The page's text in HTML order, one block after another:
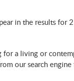
in the results for
for a living or
our search